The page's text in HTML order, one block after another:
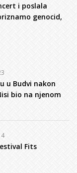
i poslala
genocid,
u Budvi nakon
bio na njenom
Fits